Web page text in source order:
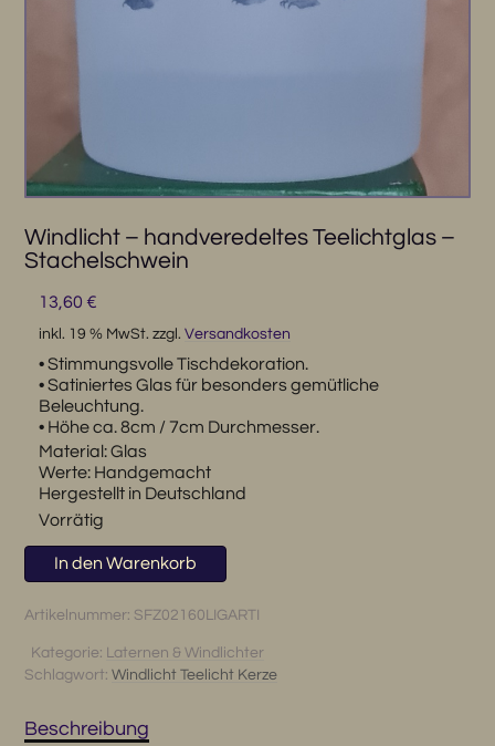
Windlicht – handveredeltes Teelichtglas –
Stachelschwein
13,60 €
inkl. 19 % MwSt. zzgl. Versandkosten
• Stimmungsvolle Tischdekoration.
• Satiniertes Glas für besonders gemütliche
Beleuchtung.
• Höhe ca. 8cm / 7cm Durchmesser.
Material: Glas
Werte: Handgemacht
Hergestellt in Deutschland
Vorrätig
Windlicht
-
handveredeltes
Stachelschwein
In den Warenkorb
Artikelnummer: SFZ02160LIGARTI
Kategorie: Laternen & Windlichter
Schlagwort:Windlicht Teelicht Kerze
Beschreibung